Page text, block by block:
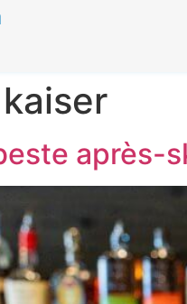
kaiser
après-